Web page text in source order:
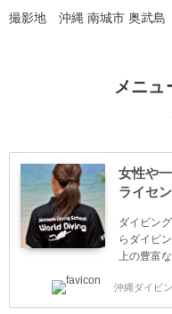
撮影地 沖縄 南城市 奥武島
メニュ
女性や
ライセ
ダイビン
らダイビ
上の豊富
(TEC)のコ
講するお
沖縄ダイビ